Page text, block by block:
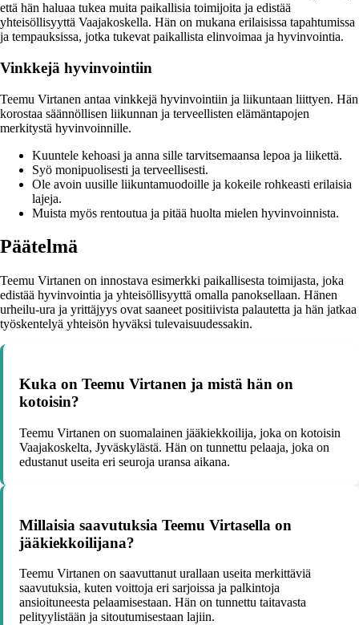
että hän haluaa tukea muita paikallisia toimijoita ja edistää
yhteisöllisyyttä Vaajakoskella. Hän on mukana erilaisissa tapahtumissa
ja tempauksissa, jotka tukevat paikallista elinvoimaa ja hyvinvointia.
Vinkkejä hyvinvointiin
Teemu Virtanen antaa vinkkejä hyvinvointiin ja liikuntaan liittyen. Hän
korostaa säännöllisen liikunnan ja terveellisten elämäntapojen
merkitystä hyvinvoinnille.
Kuuntele kehoasi ja anna sille tarvitsemaansa lepoa ja liikettä.
Syö monipuolisesti ja terveellisesti.
Ole avoin uusille liikuntamuodoille ja kokeile rohkeasti erilaisia
lajeja.
Muista myös rentoutua ja pitää huolta mielen hyvinvoinnista.
Päätelmä
Teemu Virtanen on innostava esimerkki paikallisesta toimijasta, joka
edistää hyvinvointia ja yhteisöllisyyttä omalla panoksellaan. Hänen
urheilu-ura ja yrittäjyys ovat saaneet positiivista palautetta ja hän jatkaa
työskentelyä yhteisön hyväksi tulevaisuudessakin.
Kuka on Teemu Virtanen ja mistä hän on
kotoisin?
Teemu Virtanen on suomalainen jääkiekkoilija, joka on kotoisin
Vaajakoskelta, Jyväskylästä. Hän on tunnettu pelaaja, joka on
edustanut useita eri seuroja uransa aikana.
Millaisia saavutuksia Teemu Virtasella on
jääkiekkoilijana?
Teemu Virtanen on saavuttanut urallaan useita merkittäviä
saavutuksia, kuten voittoja eri sarjoissa ja palkintoja
ansioituneesta pelaamisestaan. Hän on tunnettu taitavasta
pelityylistään ja sitoutumisestaan lajiin.